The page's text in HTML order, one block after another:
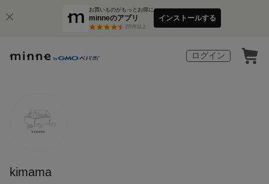
お買いものがもっとお得に
minneのアプリ
3万件以上
インストールする
ログイン
kimama